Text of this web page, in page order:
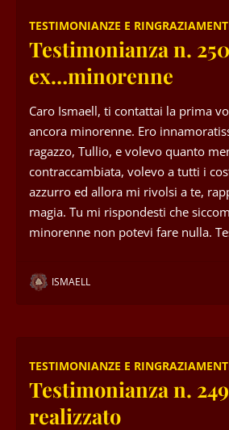
TESTIMONIANZE E
Testimonianza n.
ex…minorenne
Caro Ismaell, ti contattai la prima
ancora minorenne. Ero
ragazzo, Tullio, e volevo quanto
contraccambiata, volevo a tutti i
azzurro ed allora mi rivolsi a te,
magia. Tu mi rispondesti che
minorenne non potevi fare nulla.
ISMAELL
TESTIMONIANZE E
Testimonianza n.
realizzato